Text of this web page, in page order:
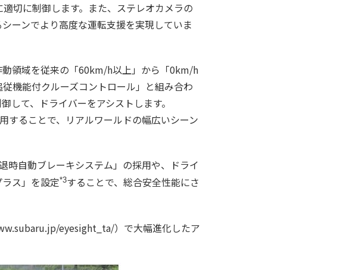
切に制御します。また、ステレオカメラの
ーンでより高度な運転支援を実現していま
領域を従来の「60km/h以上」から「0km/h
機能付クルーズコントロール」と組み合わ
して、ドライバーをアシストします。
することで、リアルワールドの幅広いシーン
時自動ブレーキシステム」の採用や、ドライ
ス」を設定*3することで、総合安全性能にさ
eyesight_ta/）で大幅進化したア